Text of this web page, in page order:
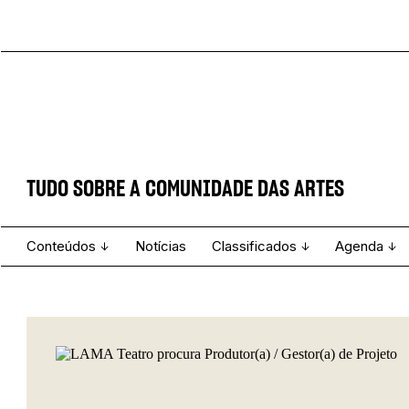
TUDO SOBRE A COMUNIDADE DAS ARTES
Conteúdos Notícias Classificados Agenda